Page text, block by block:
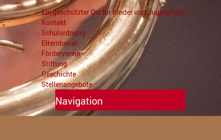
Ein geschützter Ort für Kinder und Jugendliche
Kontakt
Schulordnung
Elternbeirat
Förderverein
Stiftung
Geschichte
Stellenangebote
Navigation